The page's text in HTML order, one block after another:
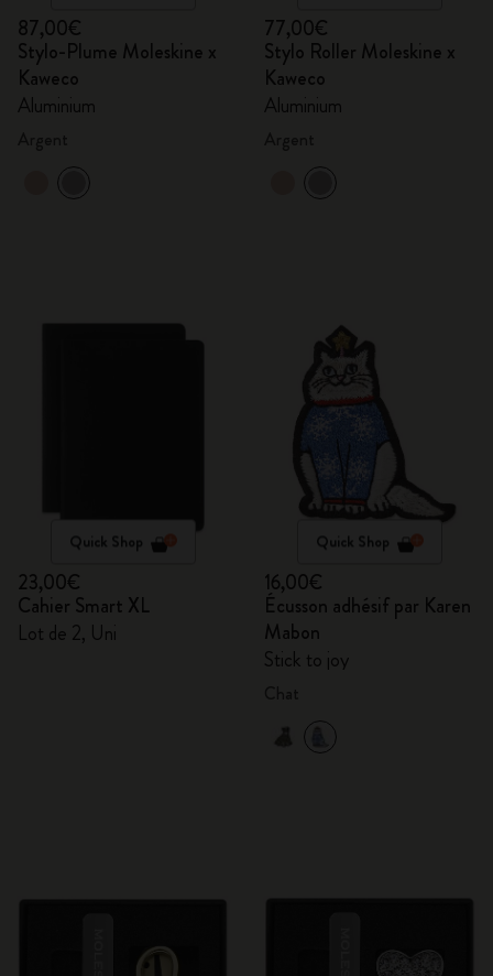
87,00€
Stylo-Plume Moleskine x
Kaweco
Aluminium
77,00€
Stylo Roller Moleskine x
Kaweco
Aluminium
Quick Shop
23,00€
Cahier Smart XL
Lot de 2, Uni
Quick Shop
16,00€
Écusson adhésif par Karen
Mabon
Stick to joy